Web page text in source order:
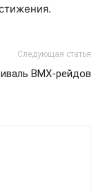
Следующая статья
BMX-рейдов